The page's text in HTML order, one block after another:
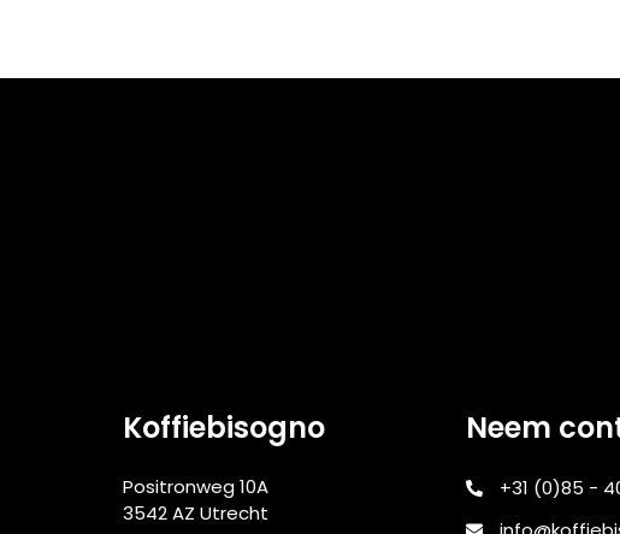
Koffiebisogno
Positronweg 10A
3542 AZ Utrecht
Neem
+31 (0)85 -